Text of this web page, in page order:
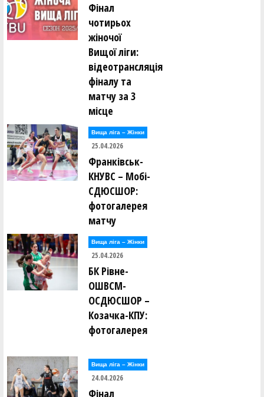
Фінал
чотирьох
жіночої
Вищої ліги:
відеотрансляція
фіналу та
матчу за 3
місце
Вища лiга – Жiнки
25.04.2026
Франківськ-
КНУВС – Мобі-
СДЮСШОР:
фотогалерея
матчу
Вища лiга – Жiнки
25.04.2026
БК Рівне-
ОШВСМ-
ОСДЮСШОР –
Козачка-КПУ:
фотогалерея
Вища лiга – Жiнки
24.04.2026
Фінал